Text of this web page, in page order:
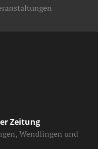
Zeitung
Wendlingen und